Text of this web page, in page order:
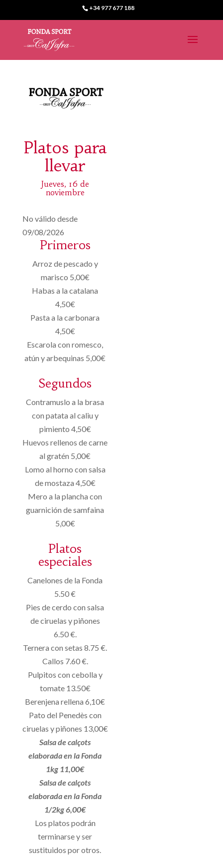
+34 977 677 188
Platos para
llevar
Jueves, 16 de
noviembre
No válido desde
09/08/2026
Primeros
Arroz de pescado y
marisco 5,00€
Habas a la catalana
4,50€
Pasta a la carbonara
4,50€
Escarola con romesco,
atún y arbequinas 5,00€
Segundos
Contramuslo a la brasa
con patata al caliu y
pimiento 4,50€
Huevos rellenos de carne
al gratén 5,00€
Lomo al horno con salsa
de mostaza 4,50€
Mero a la plancha con
guarnición de samfaina
5,00€
Platos
especiales
Canelones de la Fonda
5.50 €
Pies de cerdo con salsa
de ciruelas y piñones
6.50 €.
Ternera con setas 8.75 €.
Callos 7.60 €.
Pulpitos con cebolla y
tomate 13.50€
Berenjena rellena 6,10€
Pato del Penedès con
ciruelas y piñones 13,00€
Salsa de calçots
elaborada en la Fonda
1kg 11,00€
Salsa de calçots
elaborada en la Fonda
1/2kg 6,00€
Los platos podrán
terminarse y ser
sustituidos por otros.